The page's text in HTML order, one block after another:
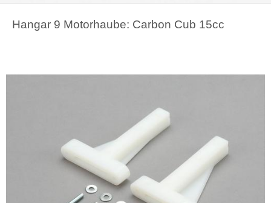
Hangar 9 Motorhaube: Carbon Cub 15cc